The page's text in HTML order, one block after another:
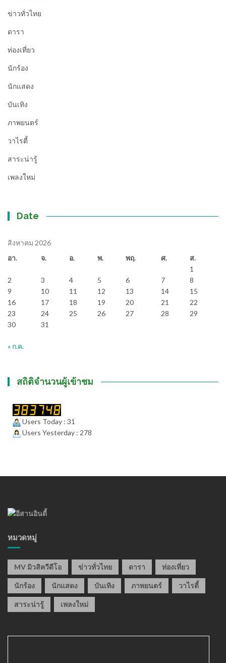
ข่าวทั่วไทย
ดารา
ท่องเที่ยว
นักร้อง
นักแสดง
บันเทิง
ภาพยนตร์
วาไรตี้
สาระน่ารู้
เพลงใหม่
Date
สิงหาคม 2026
อา.
จ. อ. พ. พฤ. ศ.
ส.
1
2
3 4 5 6 7
8
9
10 11 12 13 14
15
16
17 18 19 20 21
22
23
24 25 26 27 28
29
30
31
« ก.ค.
สถิติจำนวนผู้เข้าชม
Users Today : 31
Users Yesterday : 278
หมวดหมู่
MV มิวสิควีดีโอ ข่าวทั่วไทย ดารา ท่องเที่ยว
นักร้อง นักแสดง บันเทิง ภาพยนตร์ วาไรตี้
สาระน่ารู้ เพลงใหม่